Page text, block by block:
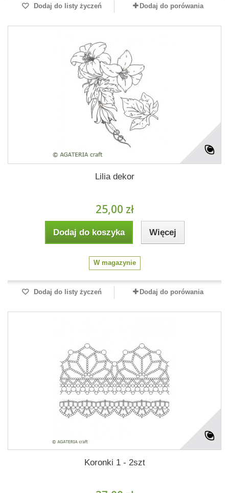
Dodaj do listy życzeń Dodaj do porówania
Lilia dekor
25,00 zł
Dodaj do koszyka Więcej
W magazynie
Dodaj do listy życzeń Dodaj do porówania
Koronki 1 - 2szt